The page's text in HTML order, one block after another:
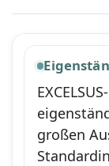
großen